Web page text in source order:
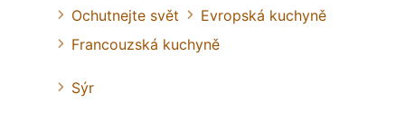
Ochutnejte svět
Evropská kuchyně
Francouzská kuchyně
Sýr